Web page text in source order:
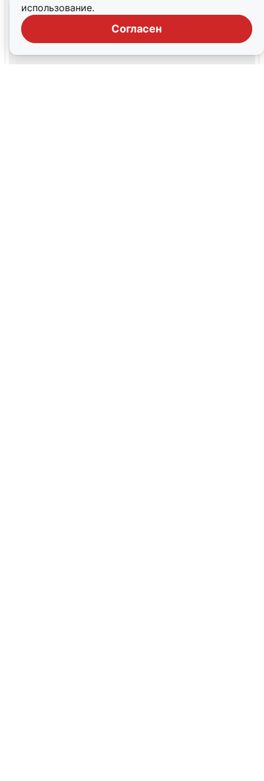
использование.
Согласен